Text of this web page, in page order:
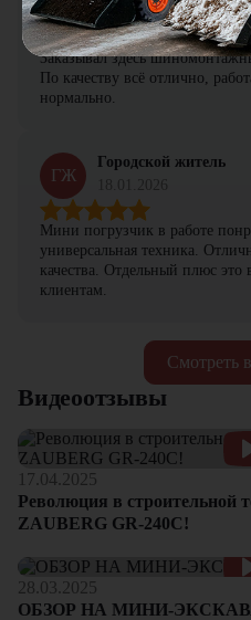
Смотреть
19.01.2026
Заказывал здесь
По качеству всё отлично,
нормально.
ГЖ
Городской житель
Мини погрузчик в работе
универсальная техника.
качества. Отдельный плюс
клиентам.
Видеоотзывы
17.04.2025
Революция в строительной
ZAUBERG GR-240C!
28.03.2025
ОБЗОР НА МИНИ-